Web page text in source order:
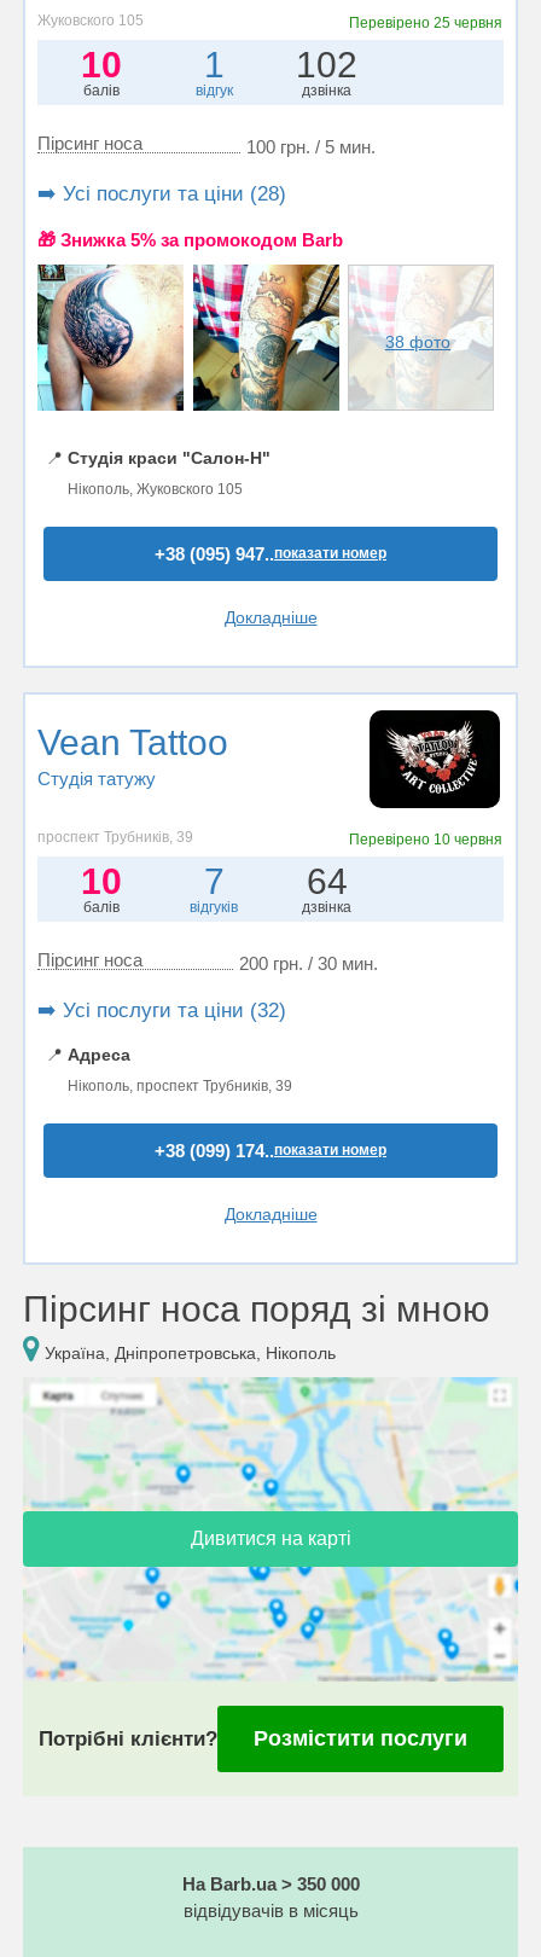
Жуковского 105 Перевірено25 червня
10
балів
1
відгук
102
дзвінка
Пірсинг носа 100 грн. / 5 мин.
➡️ Усі послуги та ціни (28)
🎁 Знижка 5% за промокодом Barb
38 фото
📍 Студія краси "Салон-Н"
Нікополь, Жуковского 105
+38 (095) 947..показати номер
Докладніше
Vean Tattoo
Студія татужу
проспект Трубників, 39 Перевірено 10 червня
10
балів
7
відгуків
64
дзвінка
Пірсинг носа 200 грн. / 30 мин.
➡️ Усі послуги та ціни (32)
📍 Адреса
Нікополь, проспект Трубників, 39
+38 (099) 174..показати номер
Докладніше
Пірсинг носа поряд зі мною
Україна, Дніпропетровська, Нікополь
Дивитися на карті
Потрібні клієнти? Розмістити послуги
На Barb.ua > 350 000
відвідувачів в місяць